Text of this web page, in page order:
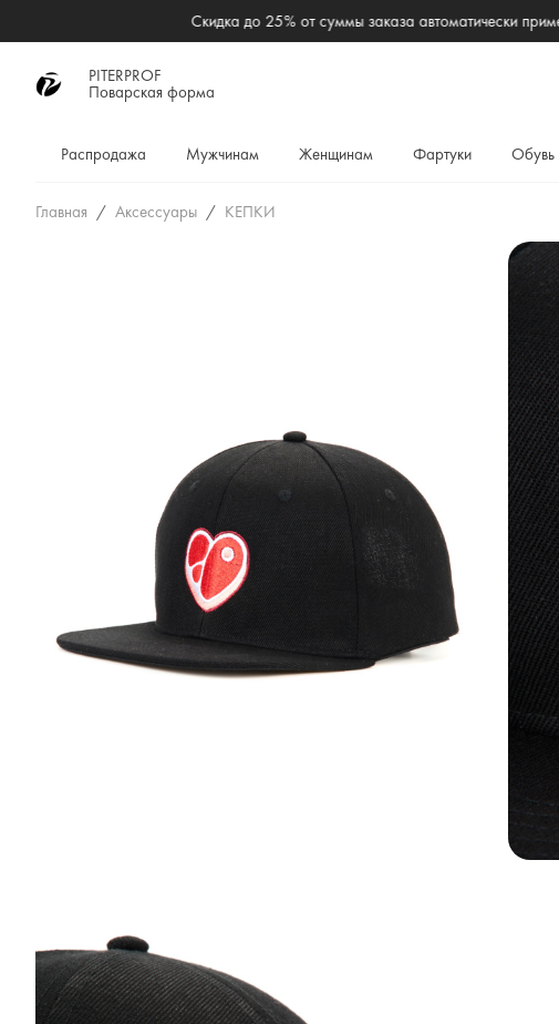
PITERPROF
Поварская форма
Распродажа Мужчинам Женщинам Фартуки Обувь
Главная Аксессуары КЕПКИ